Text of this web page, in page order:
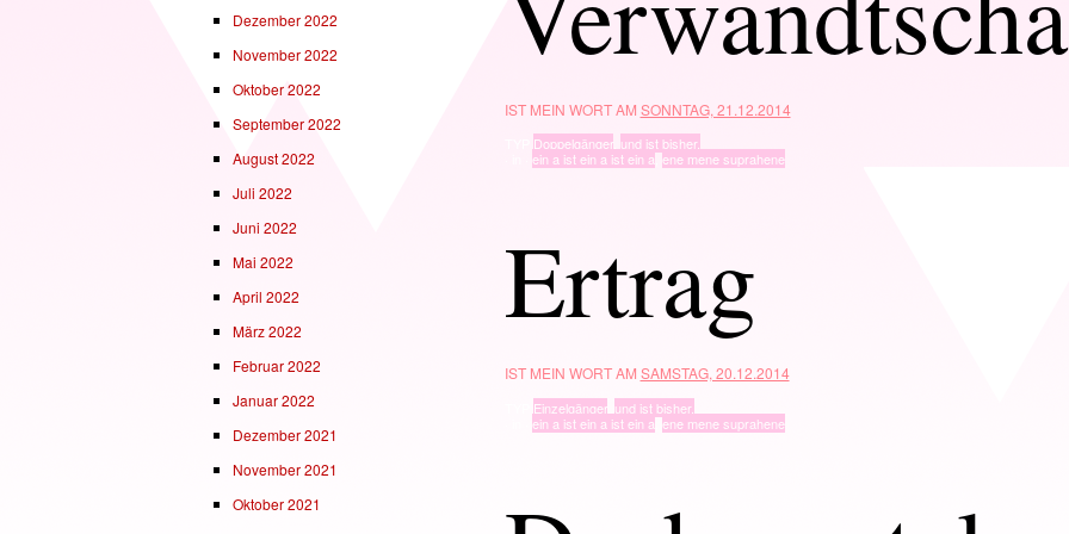
IST MEIN WORT AM SONNTAG, 21.12.2014
Doppelgänger, und ist bisher.
ein a ist ein a ist ein a,ene mene suprahene
Ertrag
IST MEIN WORT AM SAMSTAG, 20.12.2014
Einzelgänger, und ist bisher.
ein a ist ein a ist ein a,ene mene suprahene
Dezember 2022
November 2022
Oktober 2022
September 2022
August 2022
Juli 2022
Juni 2022
Mai 2022
April 2022
März 2022
Februar 2022
Januar 2022
Dezember 2021
November 2021
Oktober 2021